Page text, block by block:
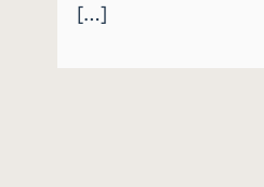
[…]